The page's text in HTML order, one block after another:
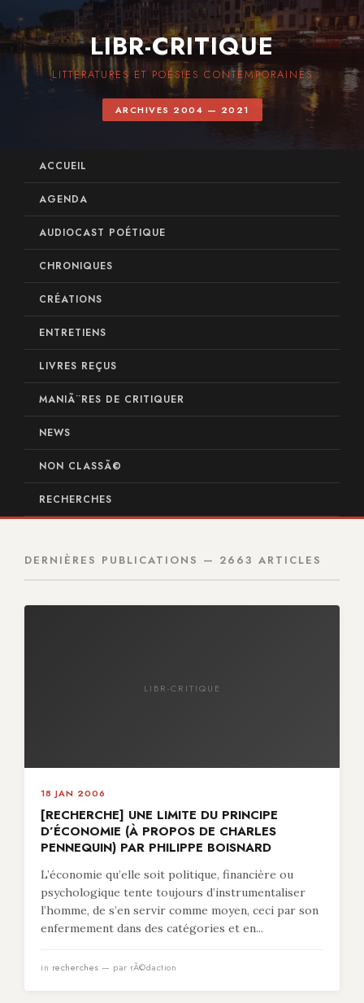
LIBR-CRITIQUE
LITTÉRATURES ET POÉSIES CONTEMPORAINES
ARCHIVES 2004 — 2021
ACCUEIL
AGENDA
AUDIOCAST POÉTIQUE
CHRONIQUES
CRÉATIONS
ENTRETIENS
LIVRES REÇUS
MANIÃ¨RES DE CRITIQUER
NEWS
NON CLASSÃ©
RECHERCHES
DERNIÈRES PUBLICATIONS — 2663 ARTICLES
LIBR-CRITIQUE
18 JAN 2006
[RECHERCHE] UNE LIMITE DU PRINCIPE
D’ÉCONOMIE (À PROPOS DE CHARLES
PENNEQUIN) PAR PHILIPPE BOISNARD
L’économie qu’elle soit politique, financière ou
psychologique tente toujours d’instrumentaliser
l’homme, de s’en servir comme moyen, ceci par son
enfermement dans des catégories et en...
in recherches — par rÃ©daction